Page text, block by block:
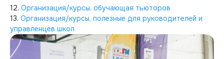
12. Организация/курсы, обучающая тьюторов
13. Организация/курсы, полезные для руководителей и
управленцев школ